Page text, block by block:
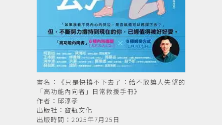
書名：《只是快撐不下去了：給不敢讓人失望的
「高功能內向者」日常救援手冊》
作者：邱淳孝
出版社：寶瓶文化
出版時間：2025年7月25日